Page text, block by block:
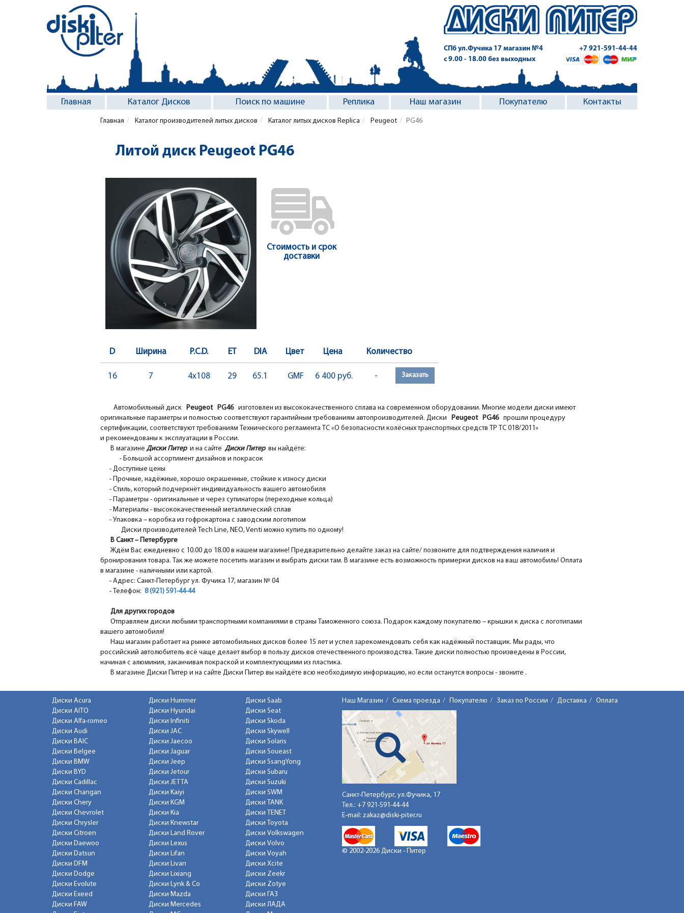
СПб ул.Фучика 17магазин №4
+7 921-591-44-44
с 9.00 - 18.00 без выходных
Главная Каталог Дисков Поиск по машине Реплика Наш магазин Покупателю Контакты
Главная Каталог производителей литых дисков Каталог литых дисков Replica Peugeot PG46
Литой диск Peugeot PG46
Стоимость и срок
доставки
D Ширина P.C.D. ET DIA Цвет Цена Количество
16 7 4x108 29 65.1 GMF 6 400 руб. - Заказать
Автомобильный диск Peugeot PG46 изготовлен из высококачественного сплава на современном оборудовании. Многие модели диски имеют
оригинальные параметры и полностью соответствуют гарантийным требованиям автопроизводителей. Диски Peugeot PG46 прошли процедуру
сертификации, соответствуют требованиям Технического регламента ТС «О безопасности колёсных транспортных средств ТР ТС 018/2011»
и рекомендованы к эксплуатации в России.
В магазине Диски Питер и на сайте Диски Питер вы найдёте:
- Большой ассортимент дизайнов и покрасок
- Доступные цены
- Прочные, надёжные, хорошо окрашенные, стойкие к износу диски
- Стиль, который подчеркнёт индивидуальность вашего автомобиля
- Параметры - оригинальные и через супинаторы (переходные кольца)
- Материалы - высококачественный металлический сплав
- Упаковка – коробка из гофрокартона с заводским логотипом
Диски производителей Tech Line, NEO, Venti можно купить по одному!
В Санкт – Петербурге
Ждём Вас ежедневно с 10.00 до 18.00 в нашем магазине! Предварительно делайте заказ на сайте/ позвоните для подтверждения наличия и
бронирования товара. Так же можете посетить магазин и выбрать диски там. В магазине есть возможность примерки дисков на ваш автомобиль! Оплата
в магазине - наличными или картой.
- Адрес: Санкт-Петербург ул. Фучика 17, магазин № 04
- Телефон: 8 (921) 591-44-44
Для других городов
Отправляем диски любыми транспортными компаниями в страны Таможенного союза. Подарок каждому покупателю – крышки к диска с логотипами
вашего автомобиля!
Наш магазин работает на рынке автомобильных дисков более 15 лет и успел зарекомендовать себя как надёжный поставщик. Мы рады, что
российский автолюбитель всё чаще делает выбор в пользу дисков отечественного производства. Такие диски полностью произведены в России,
начиная с алюминия, заканчивая покраской и комплектующими из пластика.
В магазине Диски Питер и на сайте Диски Питер вы найдёте всю необходимую информацию, но если останутся вопросы - звоните .
Диски Acura
Диски AITO
Диски Alfa-romeo
Диски Audi
Диски BAIC
Диски Belgee
Диски BMW
Диски BYD
Диски Cadillac
Диски Changan
Диски Chery
Диски Chevrolet
Диски Chrysler
Диски Citroen
Диски Daewoo
Диски Datsun
Диски DFM
Диски Dodge
Диски Evolute
Диски Exeed
Диски FAW
Диски Hummer
Диски Hyundai
Диски Infiniti
Диски JAC
Диски Jaecoo
Диски Jaguar
Диски Jeep
Диски Jetour
Диски JETTA
Диски Kaiyi
Диски KGM
Диски Kia
Диски Knewstar
Диски Land Rover
Диски Lexus
Диски Lifan
Диски Livan
Диски Lixiang
Диски Lynk & Co
Диски Mazda
Диски Mercedes
Диски Saab
Диски Seat
Диски Skoda
Диски Skywell
Диски Solaris
Диски Soueast
Диски SsangYong
Диски Subaru
Диски Suzuki
Диски SWM
Диски TANK
Диски TENET
Диски Toyota
Диски Volkswagen
Диски Volvo
Диски Voyah
Диски Xcite
Диски Zeekr
Диски Zotye
Диски ГАЗ
Диски ЛАДА
Наш Магазин Схема проезда Покупателю Заказ по России Доставка Оплата
Санкт-Петербург, ул.Фучика, 17
Тел.: +7 921-591-44-44
E-mail: zakaz@diski-piter.ru
© 2002-2026 Диски - Питер